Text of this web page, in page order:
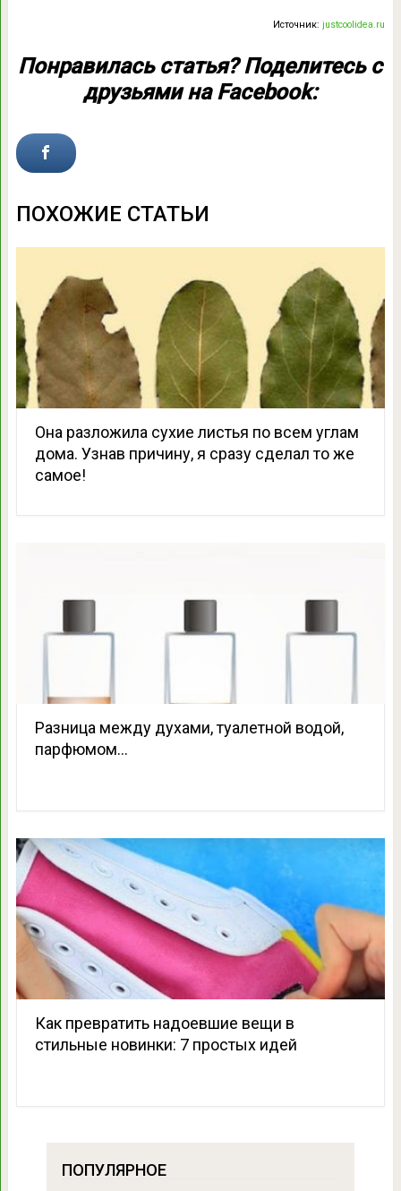
Источник:justcoolidea.ru
Понравилась статья? Поделитесь с
друзьями на Facebook:
ПОХОЖИЕ СТАТЬИ
Она разложила сухие листья по всем углам
дома. Узнав причину, я сразу сделал то же
самое!
Разница между духами, туалетной водой,
парфюмом…
Как превратить надоевшие вещи в
стильные новинки: 7 простых идей
ПОПУЛЯРНОЕ